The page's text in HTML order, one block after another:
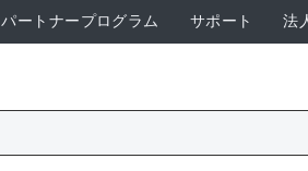
パートナープログラム サポート 法